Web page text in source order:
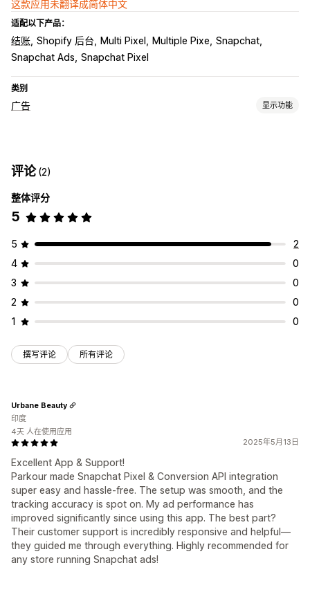
这款应用未翻译成简体中文
适配以下产品：
结账 Shopify 后台 Multi Pixel Multiple Pixe Snapchat
Snapchat Ads Snapchat Pixel
类别
广告 显示功能
社交媒体
绩效分析
绩效跟踪 互动指标 转化跟踪 UTM 归因
评论(2)
整体评分
5
5
2
4
0
3
0
2
0
1
0
撰写评论 所有评论
2025年5月13日
Excellent App & Support!
Parkour made Snapchat Pixel & Conversion API integration
super easy and hassle-free. The setup was smooth, and the
tracking accuracy is spot on. My ad performance has
improved significantly since using this app. The best part?
Their customer support is incredibly responsive and helpful—
they guided me through everything. Highly recommended for
any store running Snapchat ads!
Urbane Beauty
印度
4天 人在使用应用